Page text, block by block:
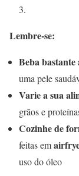
3.
Lembre-se:
Beba bastante
uma pele
Varie a sua
grãos e
Cozinhe de
feitas em
uso do óleo